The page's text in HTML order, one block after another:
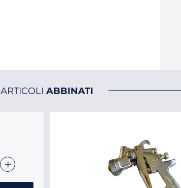
ARTICOLI ABBINATI